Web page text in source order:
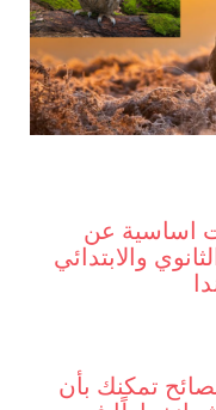
اساسية عن
والابتدائي
تمكنك بأن